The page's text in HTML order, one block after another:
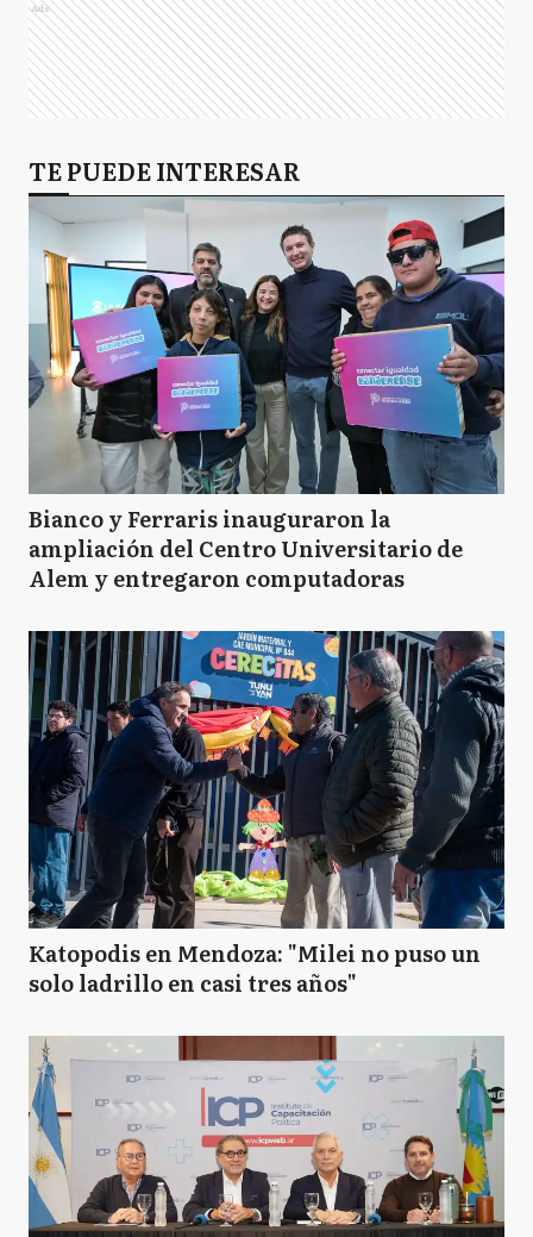
Ads
TE PUEDE INTERESAR
Bianco y Ferraris inauguraron la
ampliación del Centro Universitario de
Alem y entregaron computadoras
Katopodis en Mendoza: "Milei no puso un
solo ladrillo en casi tres años"